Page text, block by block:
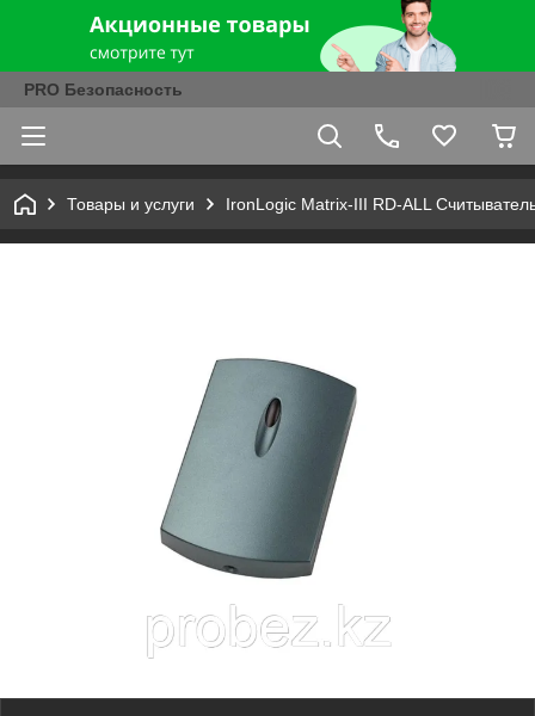
PRO Безопасность
Товары и услуги IronLogic Matrix-III RD-ALL